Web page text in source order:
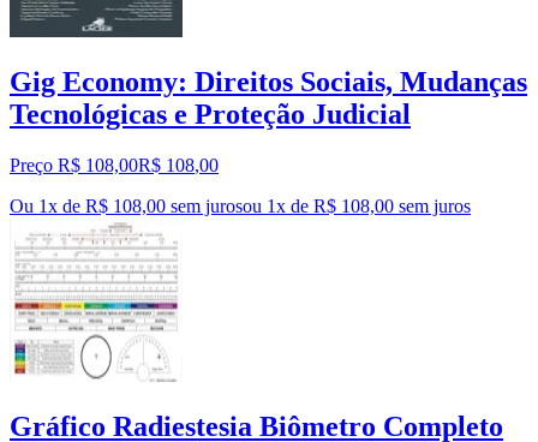
Gig Economy: Direitos Sociais, Mudanças
Tecnológicas e Proteção Judicial
Preço R$ 108,00R$ 108,00
Ou 1x de R$ 108,00 sem jurosou 1x de R$ 108,00 sem juros
Gráfico Radiestesia Biômetro Completo